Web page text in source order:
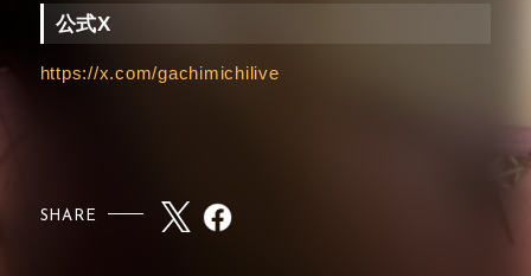
公式X
https://x.com/gachimichilive
SHARE